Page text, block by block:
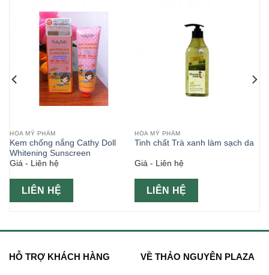
HÓA MỸ PHẨM
Kem chống nắng Cathy Doll
Whitening Sunscreen
Giá - Liên hệ
LIÊN HỆ
HÓA MỸ PHẨM
Tinh chất Trà xanh làm sạch da
Giá - Liên hệ
LIÊN HỆ
HỖ TRỢ KHÁCH HÀNG VỀ THẢO NGUYÊN PLAZA